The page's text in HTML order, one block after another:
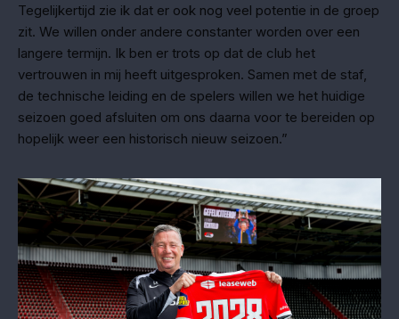
Tegelijkertijd zie ik dat er ook nog veel potentie in de groep
zit. We willen onder andere constanter worden over een
langere termijn. Ik ben er trots op dat de club het
vertrouwen in mij heeft uitgesproken. Samen met de staf,
de technische leiding en de spelers willen we het huidige
seizoen goed afsluiten om ons daarna voor te bereiden op
hopelijk weer een historisch nieuw seizoen.”